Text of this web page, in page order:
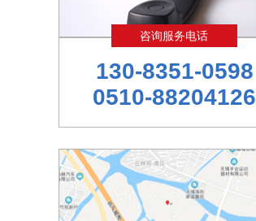
130-8351-0598
0510-88204126
咨询服务电话